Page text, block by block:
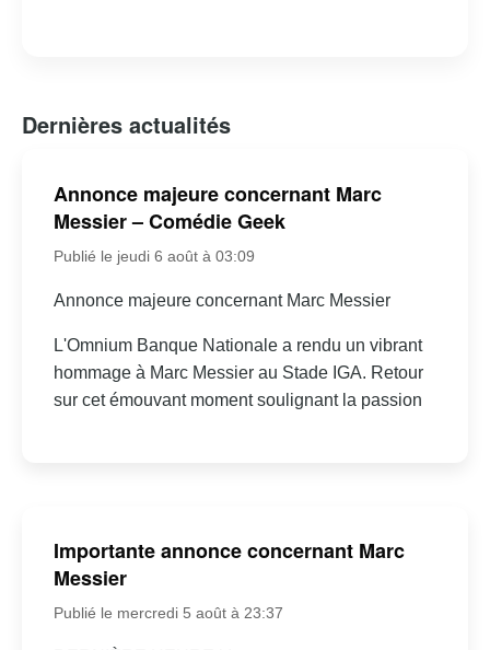
Dernières actualités
Annonce majeure concernant Marc
Messier – Comédie Geek
Publié le jeudi 6 août à 03:09
Annonce majeure concernant Marc Messier
L'Omnium Banque Nationale a rendu un vibrant
hommage à Marc Messier au Stade IGA. Retour
sur cet émouvant moment soulignant la passion
Importante annonce concernant Marc
Messier
Publié le mercredi 5 août à 23:37